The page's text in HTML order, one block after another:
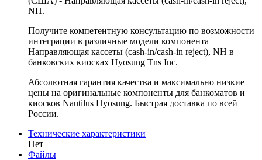
NH.
Получите компетентную консультацию по возможности
интеграции в различные модели компонента
Направляющая кассеты (cash-in/cash-in reject), NH в
банковских киосках Hyosung Tns Inc.
Абсолютная гарантия качества и максимально низкие
цены на оригинальные компоненты для банкоматов и
киосков Nautilus Hyosung. Быстрая доставка по всей
России.
Технические характеристики
Нет
Файлы